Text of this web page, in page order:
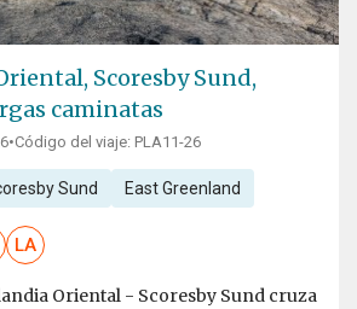
Scoresby Sund,
caminatas
•Código del viaje: PLA11-26
Sund East Greenland
LA
Oriental - Scoresby Sund cruza